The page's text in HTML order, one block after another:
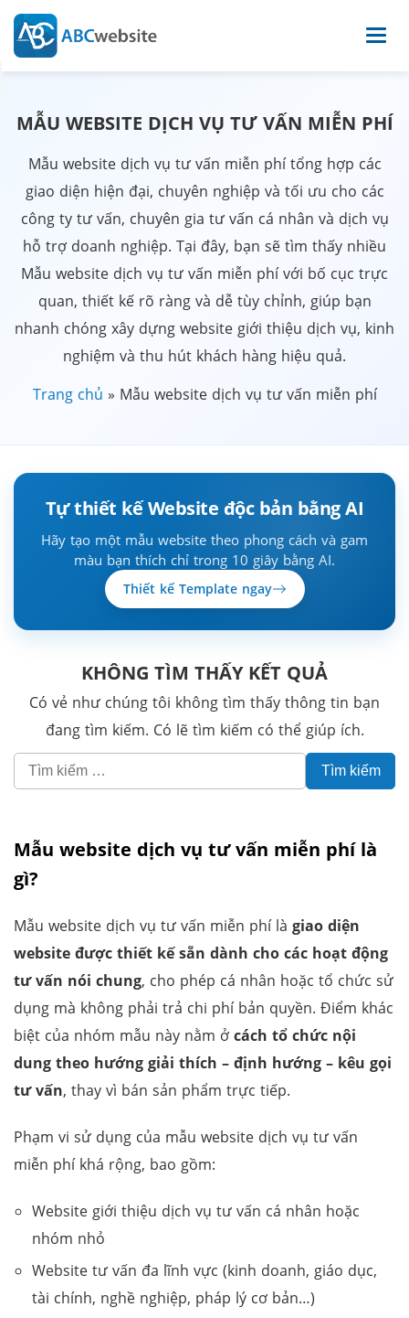
MẪU WEBSITE DỊCH VỤ TƯ VẤN MIỄN PHÍ
Mẫu website dịch vụ tư vấn miễn phí tổng hợp các
giao diện hiện đại, chuyên nghiệp và tối ưu cho các
công ty tư vấn, chuyên gia tư vấn cá nhân và dịch vụ
hỗ trợ doanh nghiệp. Tại đây, bạn sẽ tìm thấy nhiều
Mẫu website dịch vụ tư vấn miễn phí với bố cục trực
quan, thiết kế rõ ràng và dễ tùy chỉnh, giúp bạn
nhanh chóng xây dựng website giới thiệu dịch vụ, kinh
nghiệm và thu hút khách hàng hiệu quả.
Trang chủ » Mẫu website dịch vụ tư vấn miễn phí
Tự thiết kế Website độc bản bằng AI
Hãy tạo một mẫu website theo phong cách và gam
màu bạn thích chỉ trong 10 giây bằng AI.
Thiết kế Template ngay
KHÔNG TÌM THẤY KẾT QUẢ
Có vẻ như chúng tôi không tìm thấy thông tin bạn
đang tìm kiếm. Có lẽ tìm kiếm có thể giúp ích.
Mẫu website dịch vụ tư vấn miễn phí là
gì?
Mẫu website dịch vụ tư vấn miễn phí là giao diện
website được thiết kế sẵn dành cho các hoạt động
tư vấn nói chung, cho phép cá nhân hoặc tổ chức sử
dụng mà không phải trả chi phí bản quyền. Điểm khác
biệt của nhóm mẫu này nằm ở cách tổ chức nội
dung theo hướng giải thích – định hướng – kêu gọi
tư vấn, thay vì bán sản phẩm trực tiếp.
Phạm vi sử dụng của mẫu website dịch vụ tư vấn
miễn phí khá rộng, bao gồm:
Website giới thiệu dịch vụ tư vấn cá nhân hoặc
nhóm nhỏ
Website tư vấn đa lĩnh vực (kinh doanh, giáo dục,
tài chính, nghề nghiệp, pháp lý cơ bản…)